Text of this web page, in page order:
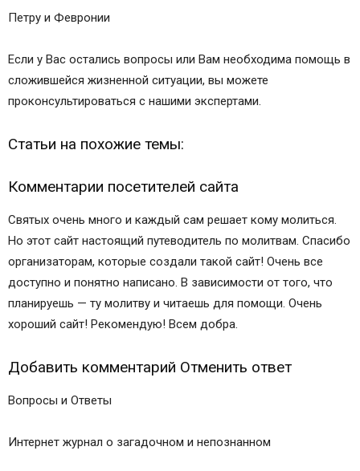
Петру и Февронии
Если у Вас остались вопросы или Вам необходима помощь в
сложившейся жизненной ситуации, вы можете
проконсультироваться с нашими экспертами.
Статьи на похожие темы:
Комментарии посетителей сайта
Святых очень много и каждый сам решает кому молиться.
Но этот сайт настоящий путеводитель по молитвам. Спасибо
организаторам, которые создали такой сайт! Очень все
доступно и понятно написано. В зависимости от того, что
планируешь — ту молитву и читаешь для помощи. Очень
хороший сайт! Рекомендую! Всем добра.
Добавить комментарий Отменить ответ
Вопросы и Ответы
Интернет журнал о загадочном и непознанном